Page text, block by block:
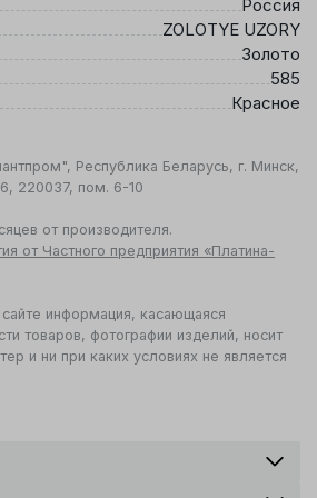
Россия
ZOLOTYE UZORY
Золото
585
Красное
Республика Беларусь, г. Минск,
220037, пом. 6-10
от производителя.
от Частного предприятия «Платина-
информация, касающаяся
товаров, фотографии изделий, носит
и ни при каких условиях не является